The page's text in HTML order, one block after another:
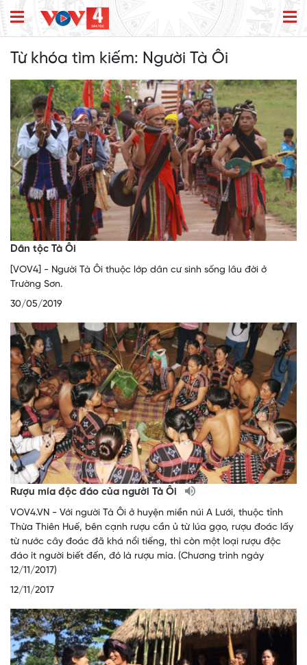
Từ khóa tìm kiếm: Người Tà Ôi
Dân tộc Tà Ôi
[VOV4] - Người Tà Ôi thuộc lớp dân cư sinh sống lâu đời ở
Trường Sơn.
30/05/2019
Rượu mía độc đáo của người Tà Ôi
VOV4.VN - Với người Tà Ôi ở huyện miền núi A Lưới, thuộc tỉnh
Thừa Thiên Huế, bên cạnh rượu cần ủ từ lúa gạo, rượu đoác lấy
từ nước cây đoác đã khá nổi tiếng, thì còn một loại rượu độc
đáo ít người biết đến, đó là rượu mía. (Chương trình ngày
12/11/2017)
12/11/2017